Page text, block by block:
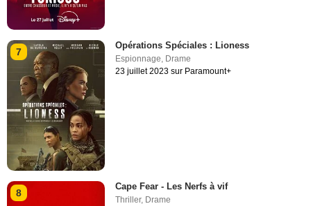
7
Opérations Spéciales : Lioness
Espionnage, Drame
23 juillet 2023 sur Paramount+
8
Cape Fear - Les Nerfs à vif
Thriller, Drame